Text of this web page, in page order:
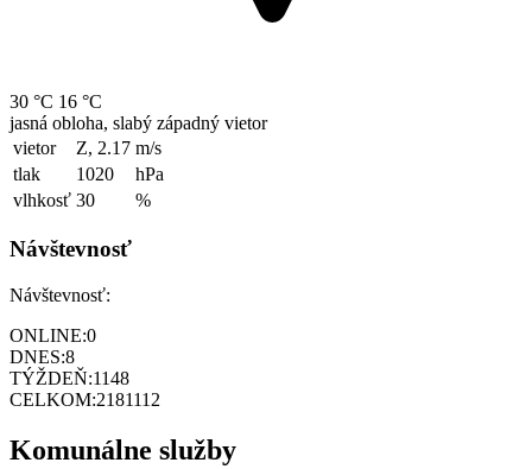
30 °C 16 °C
jasná obloha, slabý západný vietor
vietor
Z, 2.17 m/s
tlak
1020
hPa
vlhkosť 30 %
Návštevnosť
Návštevnosť:
ONLINE:0
DNES:8
TÝŽDEŇ:1148
CELKOM:2181112
Komunálne služby